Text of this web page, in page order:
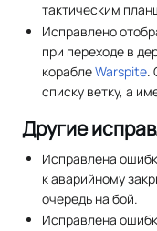
тактическим
Исправлено
при переходе в
кораблеWarspite.
списку ветку, а
Другие
Исправлена
к аварийному
очередь на бой.
Исправлена